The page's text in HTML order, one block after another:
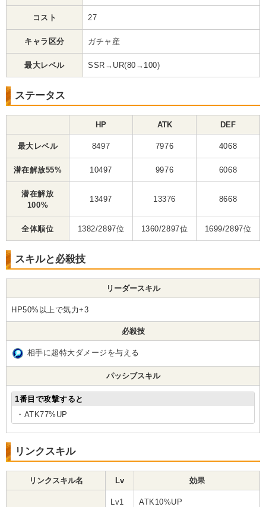
コスト 27
キャラ区分 ガチャ産
最大レベル SSR→UR(80→100)
ステータス
HP ATK DEF
最大レベル 8497 7976 4068
潜在解放55% 10497 9976 6068
潜在解放
100%
13497 13376 8668
全体順位 1382/2897位 1360/2897位 1699/2897位
スキルと必殺技
リーダースキル
HP50%以上で気力+3
必殺技
相手に超特大ダメージを与える
パッシブスキル
1番目で攻撃すると
・ATK77%UP
リンクスキル
リンクスキル名 Lv 効果
Lv1 ATK10%UP